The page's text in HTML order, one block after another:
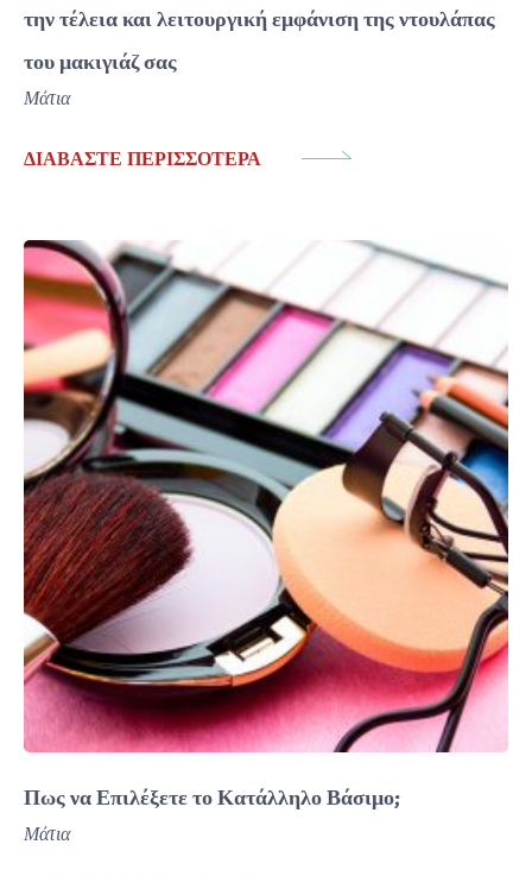
την τέλεια και λειτουργική εμφάνιση της ντουλάπας
του μακιγιάζ σας
Μάτια
ΔΙΑΒΆΣΤΕ ΠΕΡΙΣΣΌΤΕΡΑ
Πως να Επιλέξετε το Κατάλληλο Βάσιμο;
Μάτια